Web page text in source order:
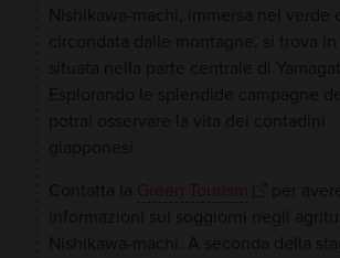
Nishikawa-machi, immersa nel verde
circondata dalle montagne, si trova
situata nella parte centrale di
Esplorando le splendide campagne
potrai osservare la vita dei contadini
giapponesi.
Contatta la Green Tourism
per
informazioni sui soggiorni negli
Nishikawa-machi. A seconda della